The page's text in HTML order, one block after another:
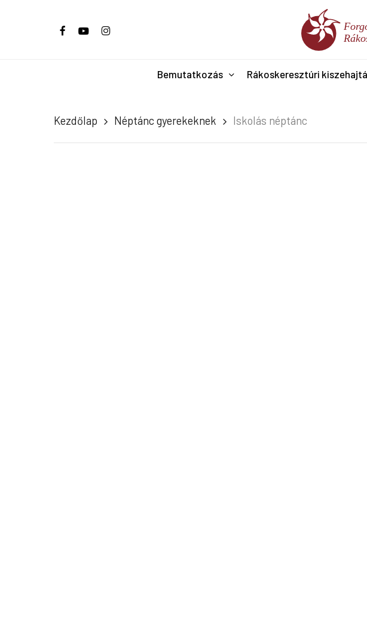
facebookyoutubeinstagram
Bemutatkozás Rákoskeresztúri
Kezdőlap Néptánc gyerekeknek Iskolás néptánc